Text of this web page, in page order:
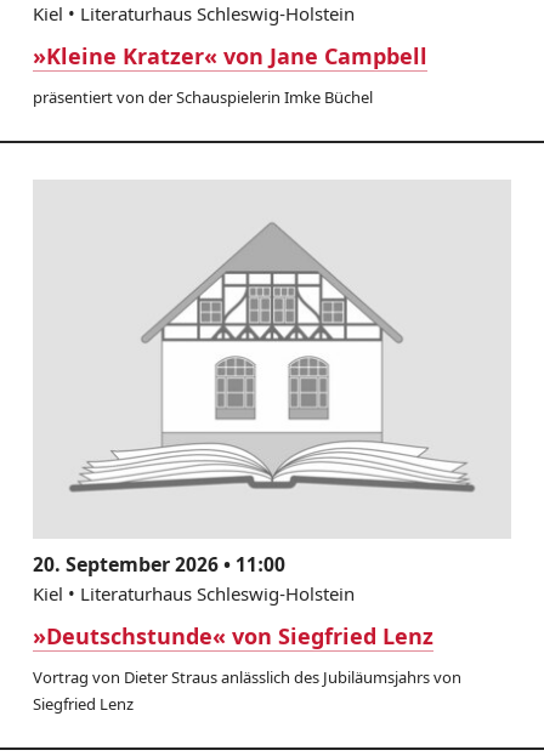
Kiel • Literaturhaus Schleswig-Holstein
»Kleine Kratzer« von Jane Campbell
präsentiert von der Schauspielerin Imke Büchel
20. September 2026 • 11:00
Kiel • Literaturhaus Schleswig-Holstein
»Deutschstunde« von Siegfried Lenz
Vortrag von Dieter Straus anlässlich des Jubiläumsjahrs von
Siegfried Lenz